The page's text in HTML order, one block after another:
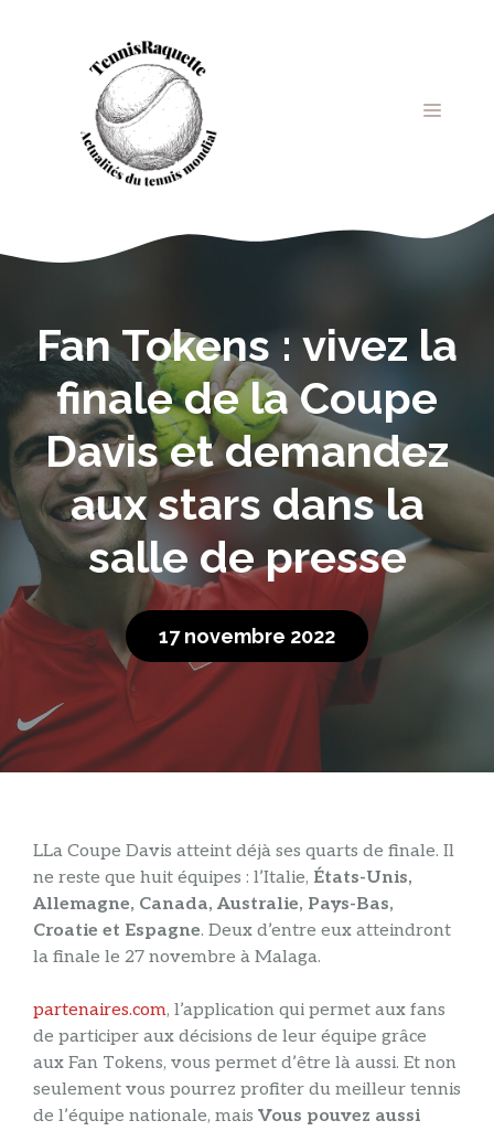
MENU
Fan Tokens : vivez la
finale de la Coupe
Davis et demandez
aux stars dans la
salle de presse
17 novembre 2022
LLa Coupe Davis atteint déjà ses quarts de finale. Il
ne reste que huit équipes : l’Italie, États-Unis,
Allemagne, Canada, Australie, Pays-Bas,
Croatie et Espagne. Deux d’entre eux atteindront
la finale le 27 novembre à Malaga.
partenaires.com, l’application qui permet aux fans
de participer aux décisions de leur équipe grâce
aux Fan Tokens, vous permet d’être là aussi. Et non
seulement vous pourrez profiter du meilleur tennis
de l’équipe nationale, mais Vous pouvez aussi